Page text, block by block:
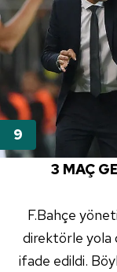
3 MAÇ
F.Bahçe
direktörle yola
ifade edildi.